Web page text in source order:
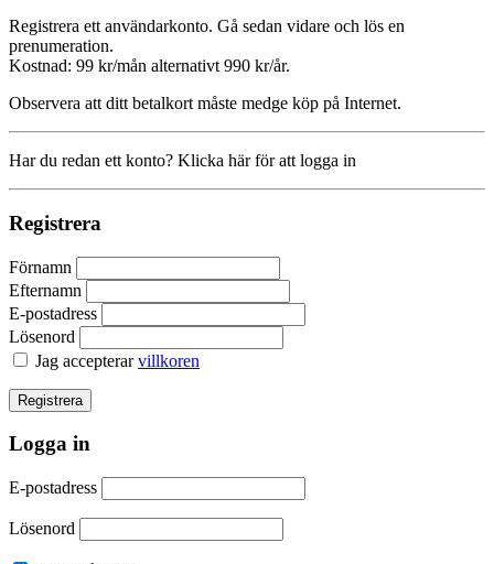
Registrera ett användarkonto. Gå sedan vidare och lös en
prenumeration.
Kostnad: 99 kr/mån alternativt 990 kr/år.
Observera att ditt betalkort måste medge köp på Internet.
Har du redan ett konto? Klicka här för att logga in
Registrera
Förnamn
Efternamn
E-postadress
Lösenord
Jag accepterarvillkoren
Logga in
E-postadress
Lösenord